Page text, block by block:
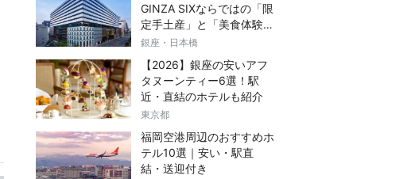
GINZA SIXならではの「限
定手土産」と「美食体験」
完全ガイド
銀座・日本橋
【2026】銀座の安いアフ
タヌーンティー6選！駅
近・直結のホテルも紹介
東京都
福岡空港周辺のおすすめホ
テル10選｜安い・駅直
結・送迎付き